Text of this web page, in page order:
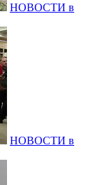
НОВОСТИ в
НОВОСТИ в